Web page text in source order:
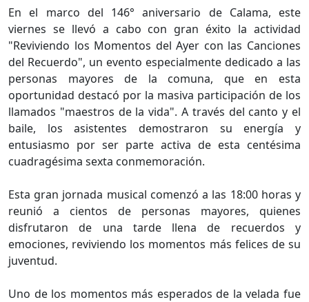
En el marco del 146° aniversario de Calama, este
viernes se llevó a cabo con gran éxito la actividad
"Reviviendo los Momentos del Ayer con las Canciones
del Recuerdo", un evento especialmente dedicado a las
personas mayores de la comuna, que en esta
oportunidad destacó por la masiva participación de los
llamados "maestros de la vida". A través del canto y el
baile, los asistentes demostraron su energía y
entusiasmo por ser parte activa de esta centésima
cuadragésima sexta conmemoración.
Esta gran jornada musical comenzó a las 18:00 horas y
reunió a cientos de personas mayores, quienes
disfrutaron de una tarde llena de recuerdos y
emociones, reviviendo los momentos más felices de su
juventud.
Uno de los momentos más esperados de la velada fue